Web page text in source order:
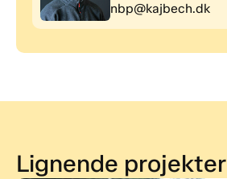
nbp@kajbech.dk
Lignende projekter